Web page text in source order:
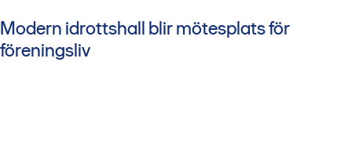
Modern idrottshall blir mötesplats för
föreningsliv